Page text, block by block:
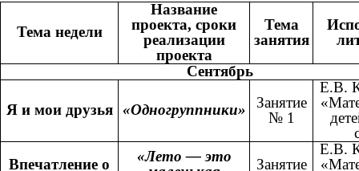
Тема недели
Название
проекта, сроки
реализации
проекта
Тема
занятия
Сентябрь
Я и мои друзья «Одногруппники»
Занятие
№ 1
Е.В.
Впечатление о
«Лето — это
Занятие
Е.В.